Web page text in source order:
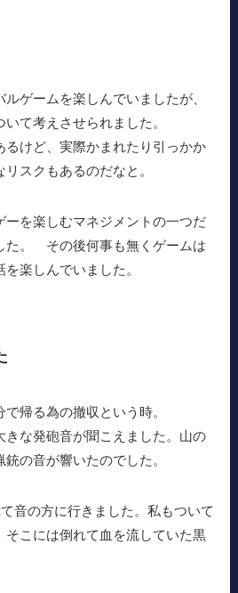
ゲームを楽しんでいましたが、
て考えさせられました。
るけど、実際かまれたり引っかか
スクもあるのだなと。
ーを楽しむマネジメントの一つだ
た。 その後何事も無くゲームは
楽しんでいました。
帰る為の撤収という時。
きな発砲音が聞こえました。山の
の音が響いたのでした。
音の方に行きました。私もついて
そこには倒れて血を流していた黒